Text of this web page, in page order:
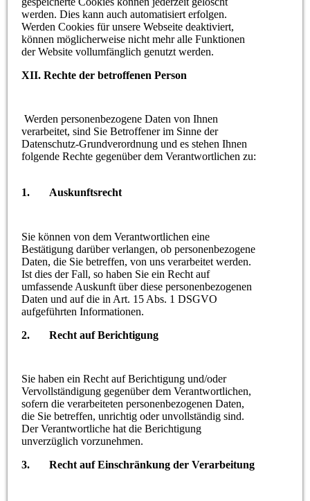
werden. Dies kann auch automatisiert erfolgen.
Werden Cookies für unsere Webseite deaktiviert,
können möglicherweise nicht mehr alle Funktionen
der Website vollumfänglich genutzt werden.
XII. Rechte der betroffenen Person
Werden personenbezogene Daten von Ihnen
verarbeitet, sind Sie Betroffener im Sinne der
Datenschutz-Grundverordnung und es stehen Ihnen
folgende Rechte gegenüber dem Verantwortlichen zu:
1. Auskunftsrecht
Sie können von dem Verantwortlichen eine
Bestätigung darüber verlangen, ob personenbezogene
Daten, die Sie betreffen, von uns verarbeitet werden.
Ist dies der Fall, so haben Sie ein Recht auf
umfassende Auskunft über diese personenbezogenen
Daten und auf die in Art. 15 Abs. 1 DSGVO
aufgeführten Informationen.
2. Recht auf Berichtigung
Sie haben ein Recht auf Berichtigung und/oder
Vervollständigung gegenüber dem Verantwortlichen,
sofern die verarbeiteten personenbezogenen Daten,
die Sie betreffen, unrichtig oder unvollständig sind.
Der Verantwortliche hat die Berichtigung
unverzüglich vorzunehmen.
3. Recht auf Einschränkung der Verarbeitung